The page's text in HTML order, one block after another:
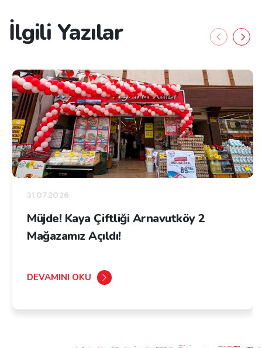
İlgili Yazılar
31.07.2026
Müjde! Kaya Çiftliği Arnavutköy 2
Mağazamız Açıldı!
DEVAMINI OKU